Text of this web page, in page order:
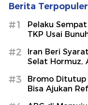
Berita Terpopuler
#1
Pelaku
TKP Usai
#2
Iran Beri
Selat Hormuz,
#3
Bromo
Bisa Ajukan